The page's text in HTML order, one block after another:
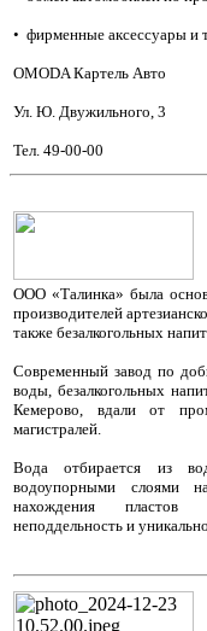
• фирменные аксессуары и
OMODA Картель Авто
Ул. Ю. Двужильного, 3
Тел. 49-00-00
ООО «Талинка» была
производителей
также безалкогольных
Современный завод по
воды, безалкогольных
Кемерово, вдали от
магистралей.
Вода отбирается из
водоупорными слоями
нахождения пластов
неподдельность и